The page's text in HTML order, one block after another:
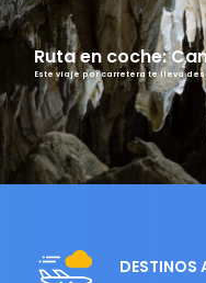
Ruta en coche:
Este viaje por carretera te lleva
DESTINOS